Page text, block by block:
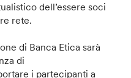
dell’essere soci
rete.
di Banca Etica sarà
di
i partecipanti a